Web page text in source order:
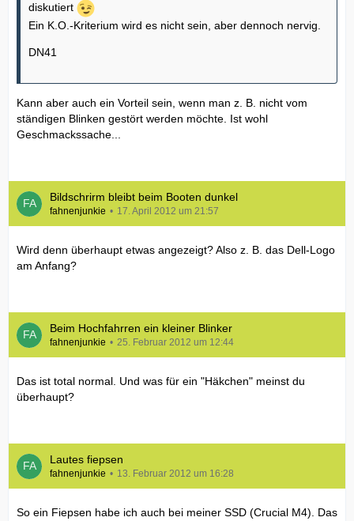
diskutiert
Ein K.O.-Kriterium wird es nicht sein, aber dennoch nervig.
DN41
Kann aber auch ein Vorteil sein, wenn man z. B. nicht vom
ständigen Blinken gestört werden möchte. Ist wohl
Geschmackssache...
Bildschrirm bleibt beim Booten dunkel
fahnenjunkie 17. April 2012 um 21:57
Wird denn überhaupt etwas angezeigt? Also z. B. das Dell-Logo
am Anfang?
Beim Hochfahrren ein kleiner Blinker
fahnenjunkie 25. Februar 2012 um 12:44
Das ist total normal. Und was für ein "Häkchen" meinst du
überhaupt?
Lautes fiepsen
fahnenjunkie 13. Februar 2012 um 16:28
So ein Fiepsen habe ich auch bei meiner SSD (Crucial M4). Das